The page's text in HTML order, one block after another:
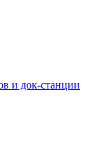
и док-станции